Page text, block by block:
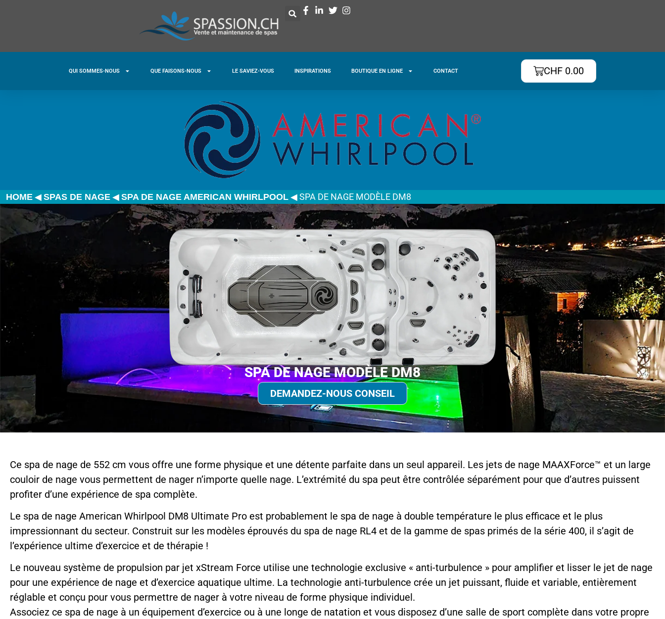
QUI SOMMES-NOUS QUE FAISONS-NOUS LE SAVIEZ-VOUS INSPIRATIONS BOUTIQUE EN LIGNE CONTACT CHF0.00
HOME ◀ SPAS DE NAGE ◀ SPA DE NAGE AMERICAN WHIRLPOOL ◀SPA DE NAGE MODÈLE DM8
SPA DE NAGE MODÈLE DM8
DEMANDEZ-NOUS CONSEIL
Ce spa de nage de 552 cm vous offre une forme physique et une détente parfaite dans un seul appareil. Les jets de nage MAAXForce™ et un large
couloir de nage vous permettent de nager n’importe quelle nage. L’extrémité du spa peut être contrôlée séparément pour que d’autres puissent
profiter d’une expérience de spa complète.
Le spa de nage American Whirlpool DM8 Ultimate Pro est probablement le spa de nage à double température le plus efficace et le plus
impressionnant du secteur. Construit sur les modèles éprouvés du spa de nage RL4 et de la gamme de spas primés de la série 400, il s’agit de
l’expérience ultime d’exercice et de thérapie !
Le nouveau système de propulsion par jet xStream Force utilise une technologie exclusive « anti-turbulence » pour amplifier et lisser le jet de nage
pour une expérience de nage et d’exercice aquatique ultime. La technologie anti-turbulence crée un jet puissant, fluide et variable, entièrement
réglable et conçu pour vous permettre de nager à votre niveau de forme physique individuel.
Associez ce spa de nage à un équipement d’exercice ou à une longe de natation et vous disposez d’une salle de sport complète dans votre propre